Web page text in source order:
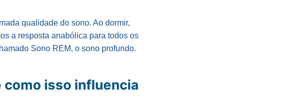
qualidade do sono. Ao dormir,
a resposta anabólica para todos os
Sono REM, o sono profundo.
como isso influencia